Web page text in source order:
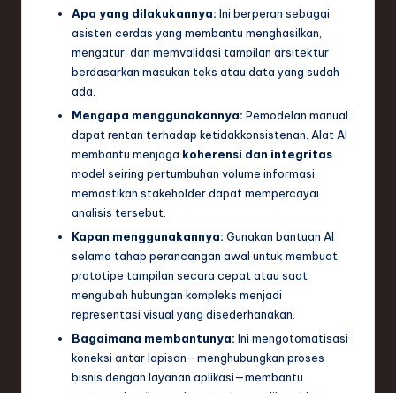
Apa yang dilakukannya: Ini berperan sebagai
asisten cerdas yang membantu menghasilkan,
mengatur, dan memvalidasi tampilan arsitektur
berdasarkan masukan teks atau data yang sudah
ada.
Mengapa menggunakannya: Pemodelan manual
dapat rentan terhadap ketidakkonsistenan. Alat AI
membantu menjaga koherensi dan integritas
model seiring pertumbuhan volume informasi,
memastikan stakeholder dapat mempercayai
analisis tersebut.
Kapan menggunakannya: Gunakan bantuan AI
selama tahap perancangan awal untuk membuat
prototipe tampilan secara cepat atau saat
mengubah hubungan kompleks menjadi
representasi visual yang disederhanakan.
Bagaimana membantunya: Ini mengotomatisasi
koneksi antar lapisan—menghubungkan proses
bisnis dengan layanan aplikasi—membantu